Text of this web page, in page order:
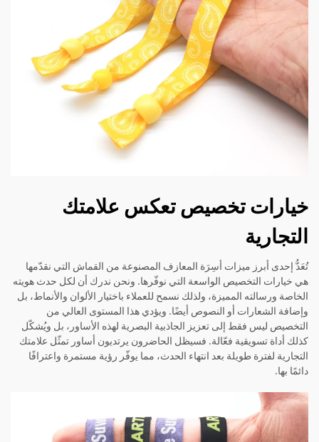
خيارات تخصيص تعكس علامتك
التجارية
تُعَدُّ إحدى أبرز ميزات أسِرَة المعازف المصنوعة من القماش التي نقدّمها
هي خيارات التخصيص الواسعة التي نوفّرها. ونحن ندرك أن لكل حدث هويته
الخاصة ورسالته المميزة، ولذلك نسمح للعملاء باختيار الألوان والأنماط، بل
وإضافة الشعارات أو النصوص أيضًا. ويؤدي هذا المستوى العالي من
التخصيص ليس فقط إلى تعزيز الجاذبية البصرية لهذه الأساور، بل ويُشكّل
كذلك أداة تسويقية فعّالة. فسيظل الحاضرون يرتديون أساور تمثّل علامتك
التجارية لفترة طويلة بعد انتهاء الحدث، مما يوفّر رؤية مستمرة واعترافًا
دائمًا بها.